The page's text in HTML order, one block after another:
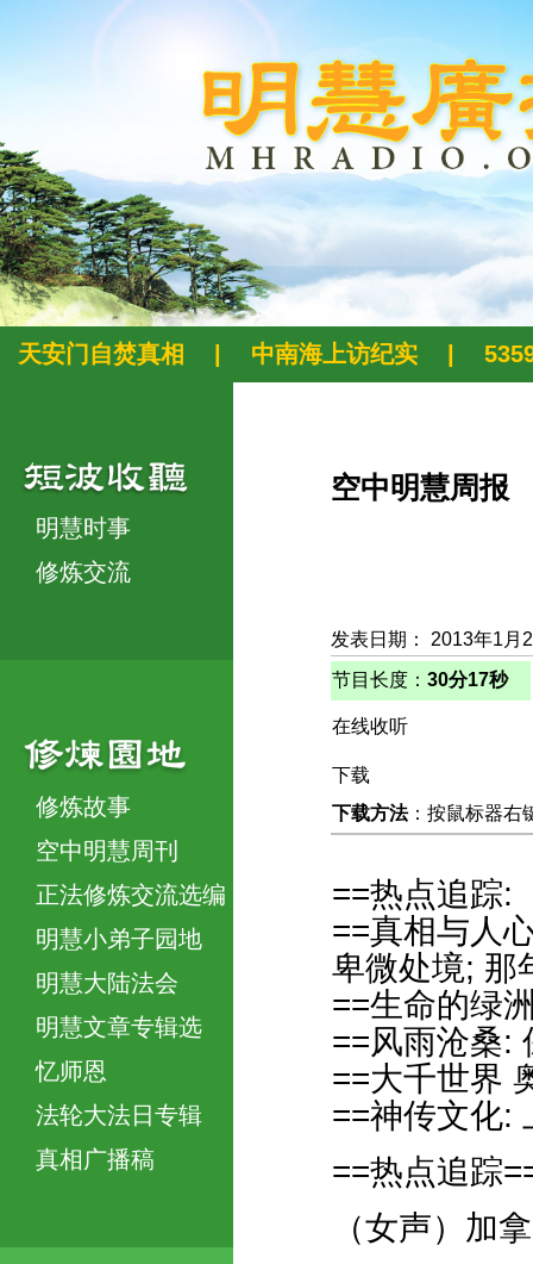
天安门自焚真相 中南海上访纪实
明慧时事
修炼交流
修炼故事
空中明慧周刊
正法修炼交流选编
明慧小弟子园地
明慧大陆法会
明慧文章专辑选
忆师恩
法轮大法日专辑
真相广播稿
空中明慧周报
发表日期： 2013年1月
节目长度： 30分17秒
在线收听
下载
下载方法：按鼠标器右
==热点追踪:
==真相与人
卑微处境; 那
==生命的绿
==风雨沧桑:
==大千世界
==神传文化:
==热点追踪
（女声）加